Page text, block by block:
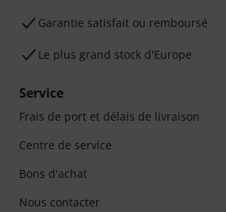
Garantie satisfait ou remboursé
Le plus grand stock d'Europe
Service
Frais de port et délais de livraison
Centre de service
Bons d'achat
Nous contacter